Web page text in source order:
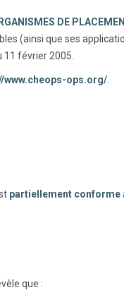
DE
(ainsi que ses
11 février 2005.
www.cheops-ops.org/.
partiellement conforme
que :